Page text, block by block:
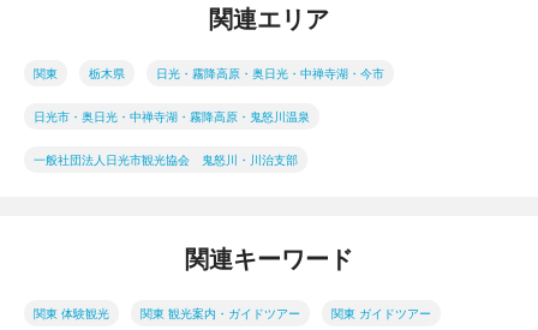
関連エリア
関東 栃木県 日光・霧降高原・奥日光・中禅寺湖・今市
日光市・奥日光・中禅寺湖・霧降高原・鬼怒川温泉
一般社団法人日光市観光協会 鬼怒川・川治支部
関連キーワード
関東 体験観光 関東 観光案内・ガイドツアー 関東 ガイドツアー